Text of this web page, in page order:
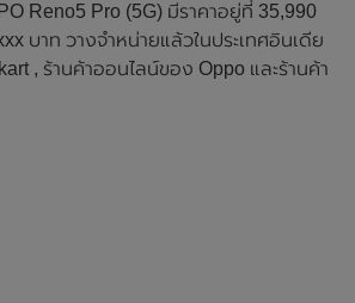
Reno5 Pro (5G) มีราคาอยู่ที่ 35,990
บาท วางจำหน่ายแล้วในประเทศอินเดีย
, ร้านค้าออนไลน์ของ Oppo และร้านค้า